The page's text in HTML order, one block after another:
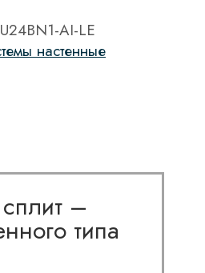
AI-LE
настенные
–
типа